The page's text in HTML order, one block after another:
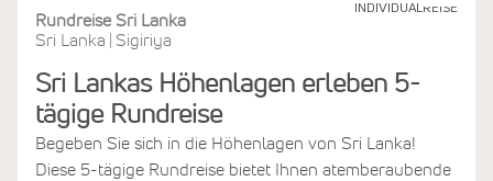
INDIVIDUALREISE
Rundreise Sri Lanka
Sri Lanka
Sigiriya
Sri Lankas Höhenlagen erleben 5-
tägige Rundreise
Begeben Sie sich in die Höhenlagen von Sri Lanka!
Diese 5-tägige Rundreise bietet Ihnen atemberaubende